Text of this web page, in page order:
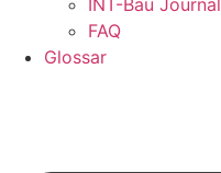
INT-Bau Journal
FAQ
Glossar